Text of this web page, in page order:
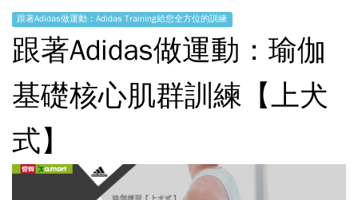
跟著Adidas做運動：Adidas Training給您全方位的訓練
跟著Adidas做運動：瑜伽
基礎核心肌群訓練【上犬
式】